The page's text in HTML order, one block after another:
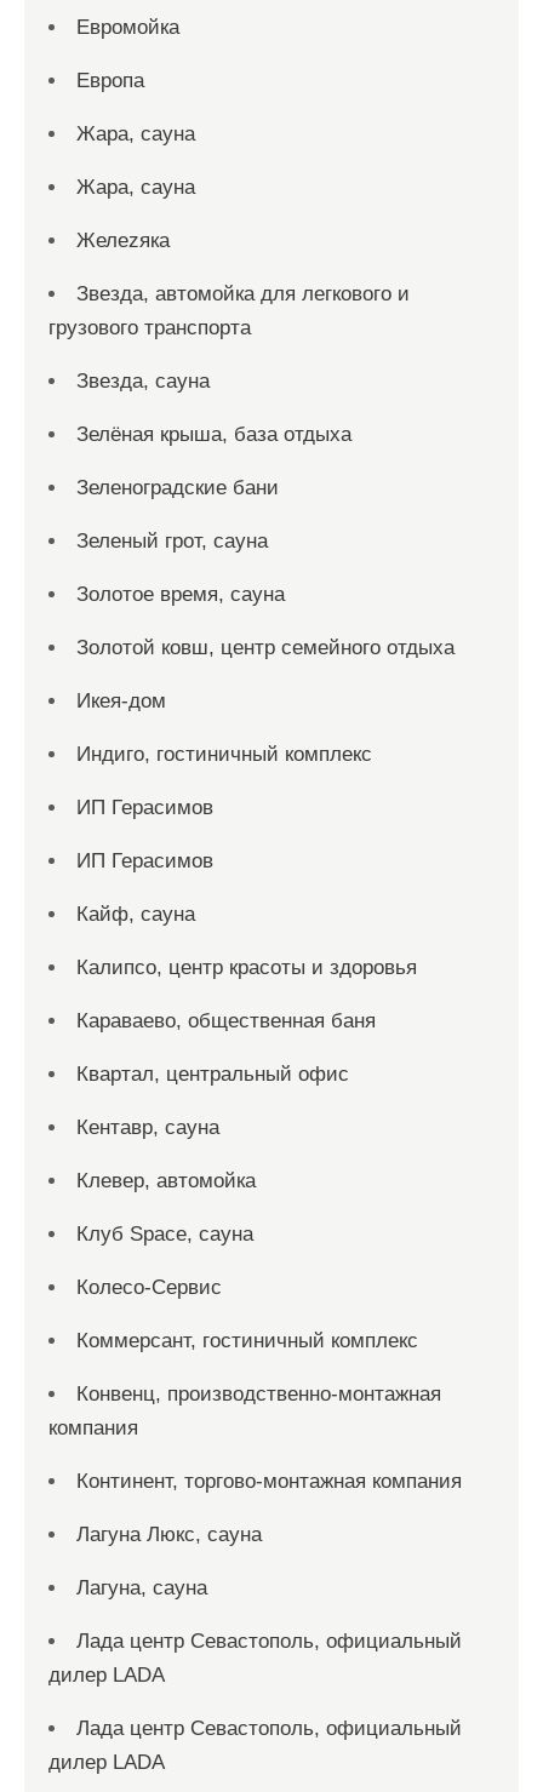
Евромойка
Европа
Жара, сауна
Жара, сауна
Желеzяка
Звезда, автомойка для легкового и
грузового транспорта
Звезда, сауна
Зелёная крыша, база отдыха
Зеленоградские бани
Зеленый грот, сауна
Золотое время, сауна
Золотой ковш, центр семейного отдыха
Икея-дом
Индиго, гостиничный комплекс
ИП Герасимов
ИП Герасимов
Кайф, сауна
Калипсо, центр красоты и здоровья
Караваево, общественная баня
Квартал, центральный офис
Кентавр, сауна
Клевер, автомойка
Клуб Space, сауна
Колесо-Сервис
Коммерсант, гостиничный комплекс
Конвенц, производственно-монтажная
компания
Континент, торгово-монтажная компания
Лагуна Люкс, сауна
Лагуна, сауна
Лада центр Севастополь, официальный
дилер LADA
Лада центр Севастополь, официальный
дилер LADA